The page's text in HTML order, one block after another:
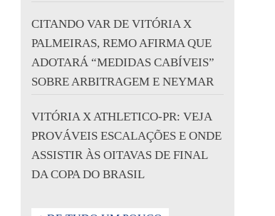
CITANDO VAR DE VITÓRIA X
PALMEIRAS, REMO AFIRMA QUE
ADOTARÁ “MEDIDAS CABÍVEIS”
SOBRE ARBITRAGEM E NEYMAR
VITÓRIA X ATHLETICO-PR: VEJA
PROVÁVEIS ESCALAÇÕES E ONDE
ASSISTIR ÀS OITAVAS DE FINAL
DA COPA DO BRASIL